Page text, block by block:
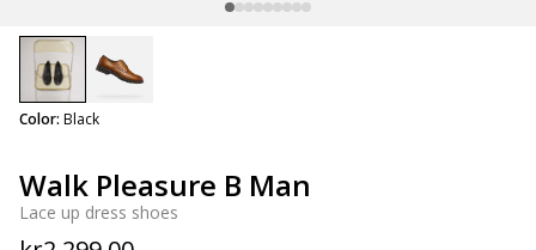
Walk Pleasure B Man
Lace up dress shoes
Color: Black
selected